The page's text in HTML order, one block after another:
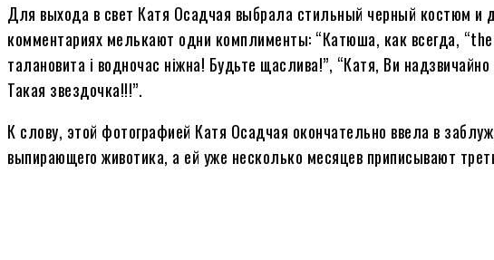
Для выхода в свет Катя Осадчая выбрала стильный черный костюм
комментариях мелькают одни комплименты: “Катюша, как всегда,
талановита і водночас ніжна! Будьте щаслива!”, “Катя, Ви
Такая звездочка!!!”.
К слову, этой фотографией Катя Осадчая окончательно ввела в
выпирающего животика, а ей уже несколько месяцев приписывают